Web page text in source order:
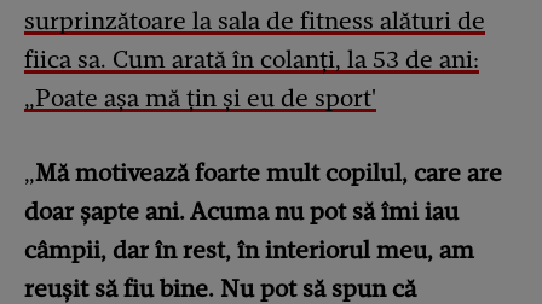
surprinzătoare la sala de fitness alături de
fiica sa. Cum arată în colanți, la 53 de ani:
„Poate așa mă țin și eu de sport'
„Mă motivează foarte mult copilul, care are
doar șapte ani. Acuma nu pot să îmi iau
câmpii, dar în rest, în interiorul meu, am
reușit să fiu bine. Nu pot să spun că